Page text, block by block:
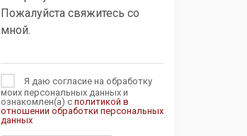
Я даю согласие на обработку
моих персональных данных и
ознакомлен(а) с политикой в
отношении обработки персональных
данных